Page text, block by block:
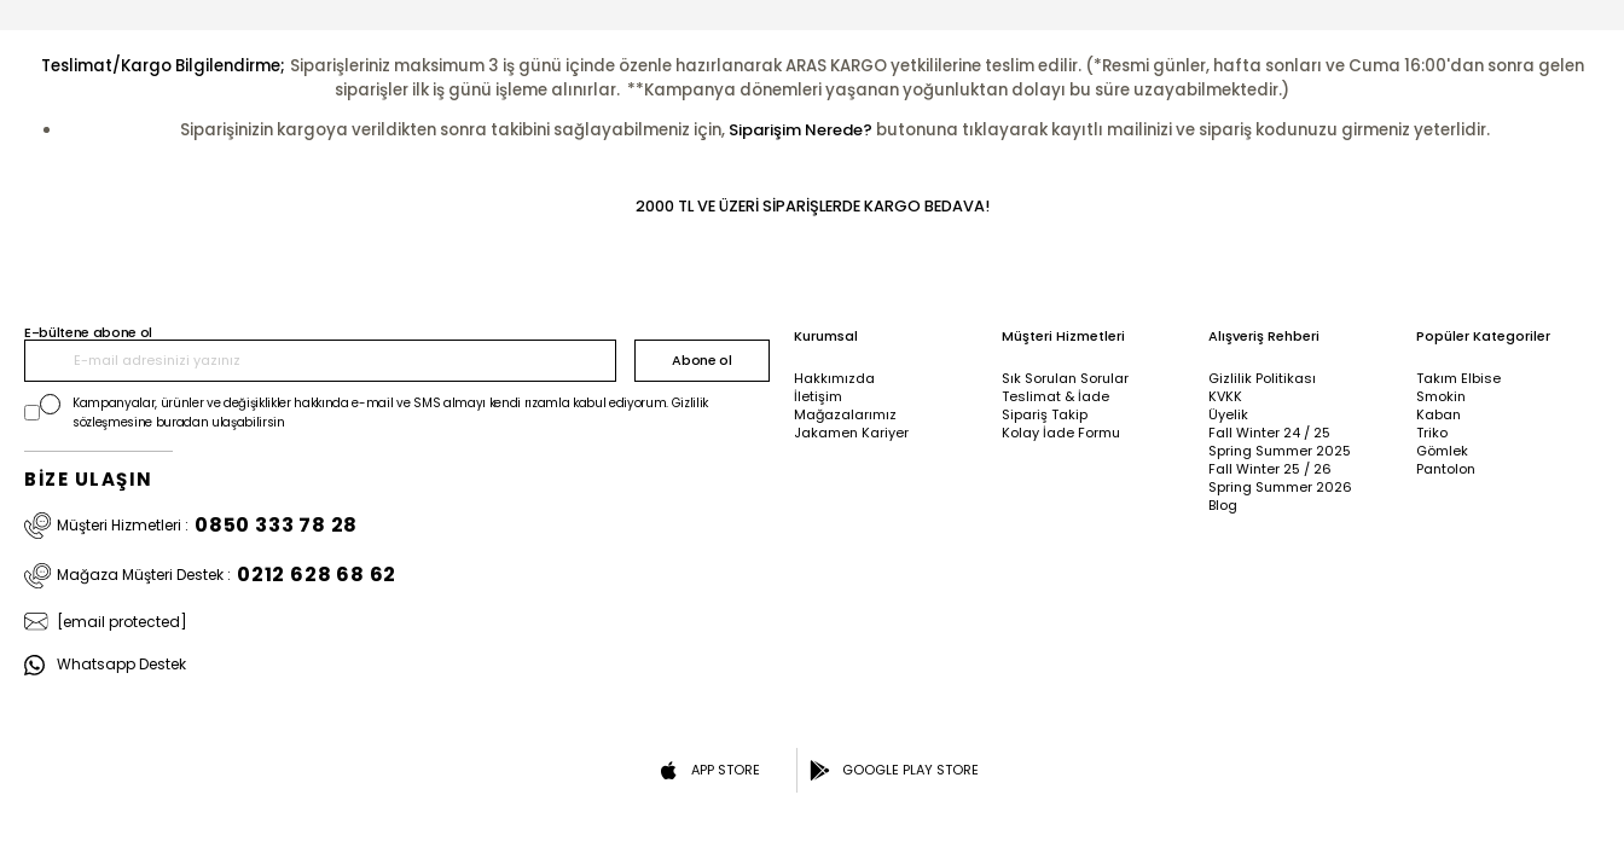
Teslimat/Kargo Bilgilendirme; Siparişleriniz maksimum 3 iş günü içinde özenle hazırlanarak ARAS KARGO yetkililerine teslim edilir. (*Resmi günler, hafta sonları ve Cuma 16:00'dan sonra gelen
siparişler ilk iş günü işleme alınırlar. **Kampanya dönemleri yaşanan yoğunluktan dolayı bu süre uzayabilmektedir.)
Siparişinizin kargoya verildikten sonra takibini sağlayabilmeniz için, Siparişim Nerede? butonuna tıklayarak kayıtlı mailinizi ve sipariş kodunuzu girmeniz yeterlidir.
2000 TL VE ÜZERİ SİPARİŞLERDE KARGO BEDAVA!
E-bültene abone ol
Abone ol
Kampanyalar, ürünler ve değişiklikler hakkında e-mail ve SMS almayı kendi rızamla kabul ediyorum. Gizlilik
sözleşmesine buradan ulaşabilirsin
BİZE ULAŞIN
Müşteri Hizmetleri : 0850 333 78 28
Mağaza Müşteri Destek : 0212 628 68 62
[email protected]
Whatsapp Destek
Kurumsal
Hakkımızda
İletişim
Mağazalarımız
Jakamen Kariyer
Müşteri Hizmetleri
Sık Sorulan Sorular
Teslimat & İade
Sipariş Takip
Kolay İade Formu
Alışveriş Rehberi
Gizlilik Politikası
KVKK
Üyelik
Fall Winter 24 / 25
Spring Summer 2025
Fall Winter 25 / 26
Spring Summer 2026
Blog
Popüler Kategoriler
Takım Elbise
Smokin
Kaban
Triko
Gömlek
Pantolon
APP STORE GOOGLE PLAY STORE